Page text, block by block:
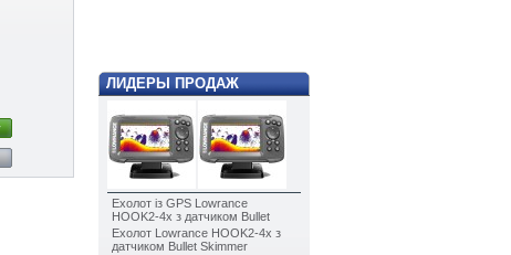
ЛИДЕРЫ ПРОДАЖ
Ехолот із GPS Lowrance
HOOK2-4x з датчиком Bullet
Ехолот Lowrance HOOK2-4x з
датчиком Bullet Skimmer